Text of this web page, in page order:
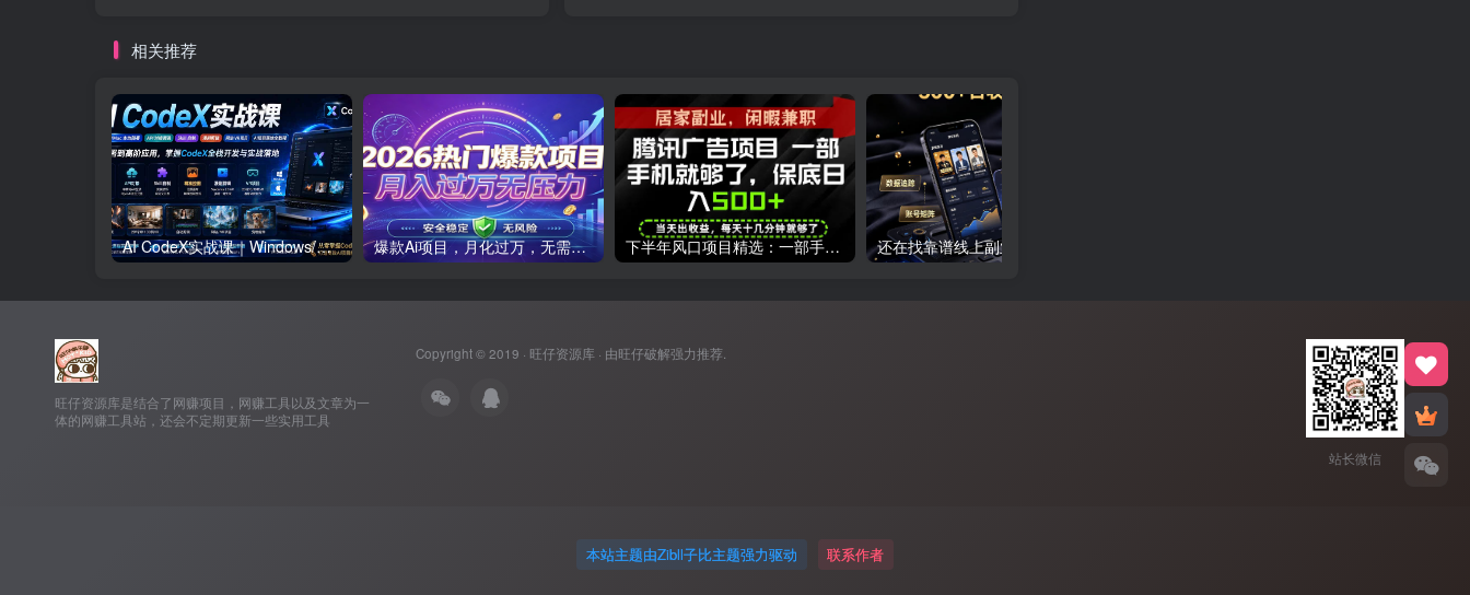
相关推荐
AI CodeX实战课｜Windows/Mac 本地部署｜API 对接调通｜Skill 自制｜漫剧剪辑｜网站 VR 项目｜AI项目落地全教程 爆款Ai项目，月化过万，无需耗费精力操作，稳健实现每月增收 下半年风口项目精选：一部手机，保底日入500+，做就有收益，长期稳定！【揭秘】
旺仔资源库是结合了网赚项目，网赚工具以及文章为一
体的网赚工具站，还会不定期更新一些实用工具
Copyright © 2019 · 旺仔资源库 · 由旺仔破解强力推荐.
站长微信
本站主题由Zibll子比主题强力驱动 联系作者